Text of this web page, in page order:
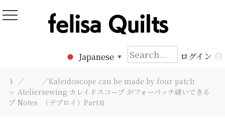
to
Felisa Quilts
パッチワークキルト Felisa Quilts
Japanese ▼
検
索:
ログイン
ト
ッ
プ
／
Atelier
Notes
／Kaleidoscope can be made by four patch
sewing カレイドスコープ がフォーパッチ縫いできる
（デプロイ）PartⅢ